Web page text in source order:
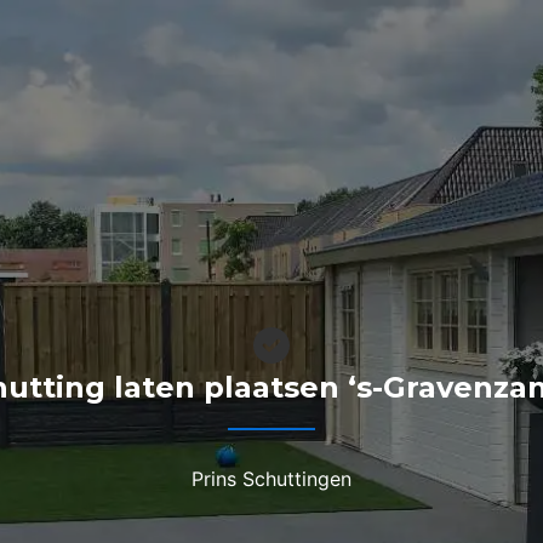
laten plaatsen ‘s-
Prins Schuttingen